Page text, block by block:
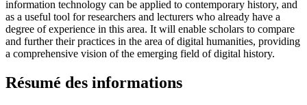
information technology can be applied to contemporary history, and
as a useful tool for researchers and lecturers who already have a
degree of experience in this area. It will enable scholars to compare
and further their practices in the area of digital humanities, providing
a comprehensive vision of the emerging field of digital history.
Résumé des informations